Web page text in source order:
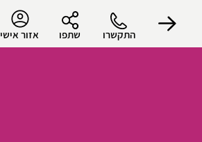
התקשרו שתפו אזור אישי